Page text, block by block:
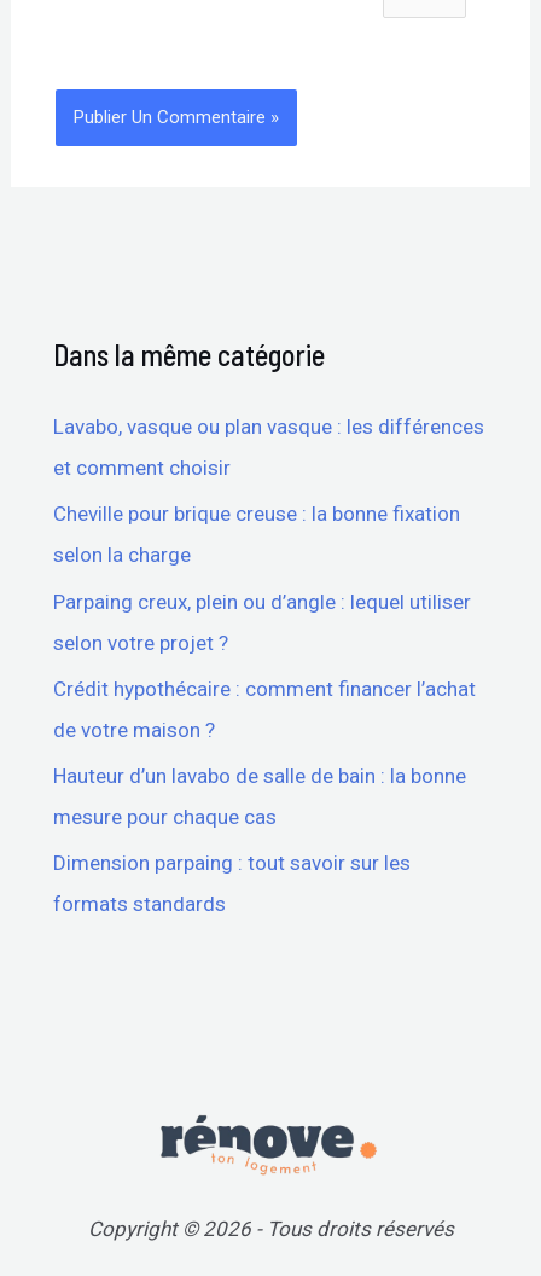
Dans la même catégorie
Lavabo, vasque ou plan vasque : les différences
et comment choisir
Cheville pour brique creuse : la bonne fixation
selon la charge
Parpaing creux, plein ou d’angle : lequel utiliser
selon votre projet ?
Crédit hypothécaire : comment financer l’achat
de votre maison ?
Hauteur d’un lavabo de salle de bain : la bonne
mesure pour chaque cas
Dimension parpaing : tout savoir sur les
formats standards
Copyright © 2026 - Tous droits réservés